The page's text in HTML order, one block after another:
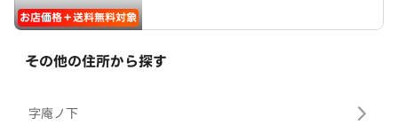
お店価格＋送料無料対象
その他の住所から探す
字庵ノ下